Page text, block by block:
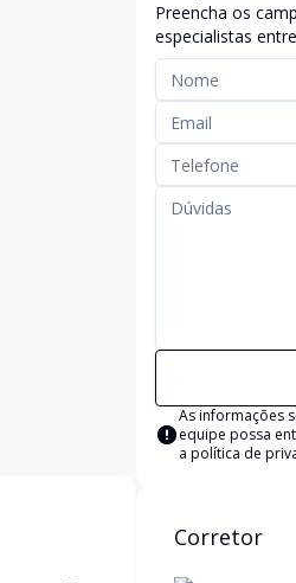
Preencha os
especialistas
As informações
equipe possa
a política de
Corretor